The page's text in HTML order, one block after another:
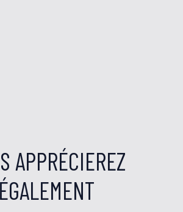
APPRÉCIEREZ
ÉGALEMENT